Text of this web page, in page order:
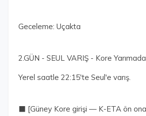
Geceleme: Uçakta
2.GÜN - SEUL VARIŞ - Kore
Yerel saatle 22:15'te Seul'e varış.
⬛ [Güney Kore girişi — K-ETA ön